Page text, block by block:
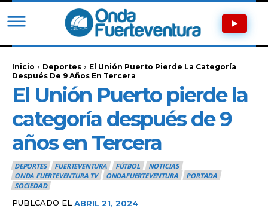
Inicio Deportes
El Unión Puerto Pierde La Categoría
Después De 9 Años En Tercera
El Unión Puerto pierde la
categoría después de 9
años en Tercera
DEPORTES FUERTEVENTURA FÚTBOL
NOTICIAS
ONDA FUERTEVENTURA TV
ONDAFUERTEVENTURA
PORTADA
SOCIEDAD
PUBLCADO EL ABRIL 21, 2024